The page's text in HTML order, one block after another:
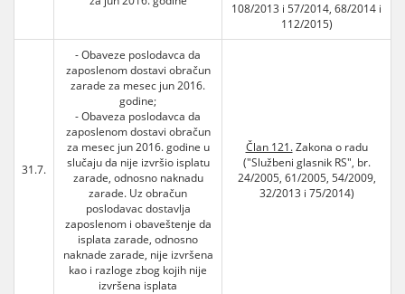
108/2013 i 57/2014, 68/2014 i
112/2015)
31.7.
- Obaveze poslodavca da
zaposlenom dostavi obračun
zarade za mesec jun 2016.
godine;
- Obaveza poslodavca da
zaposlenom dostavi obračun
za mesec jun 2016. godine u
slučaju da nije izvršio isplatu
zarade, odnosno naknadu
zarade. Uz obračun
poslodavac dostavlja
zaposlenom i obaveštenje da
isplata zarade, odnosno
naknade zarade, nije izvršena
kao i razloge zbog kojih nije
izvršena isplata
Član 121.Zakona o radu
("Službeni glasnik RS", br.
24/2005, 61/2005, 54/2009,
32/2013 i 75/2014)